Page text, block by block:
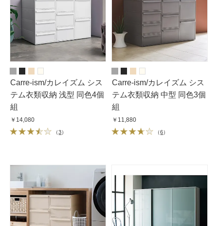
Carre-ism/カレイズム シス
テム衣類収納 浅型 同色4個
組
￥14,080
（3）
Carre-ism/カレイズム シス
テム衣類収納 中型 同色3個
組
￥11,880
（6）